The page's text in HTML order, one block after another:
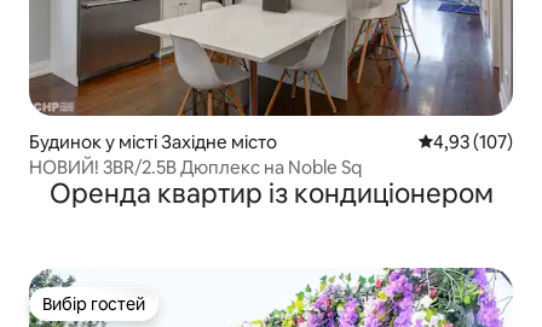
Будинок у місті Західне місто Середня
4,93 (107)
НОВИЙ! 3BR/2.5B Дюплекс на Noble Sq
Оренда квартир із кондиціонером
Вибір гостей
Вибір гостей